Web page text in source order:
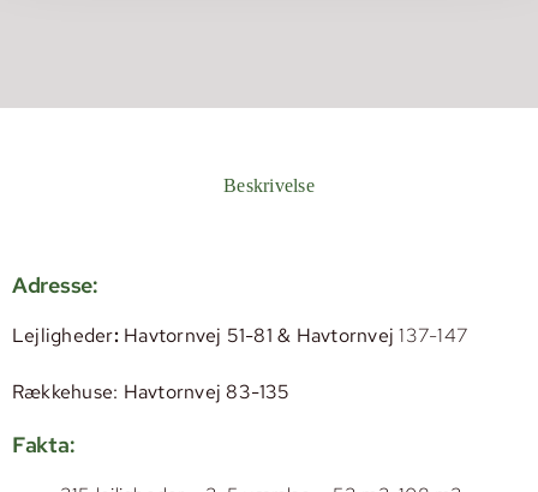
Beskrivelse
Adresse:
Lejligheder: Havtornvej 51-81 & Havtornvej137-147
Rækkehuse: Havtornvej 83-135
Fakta: